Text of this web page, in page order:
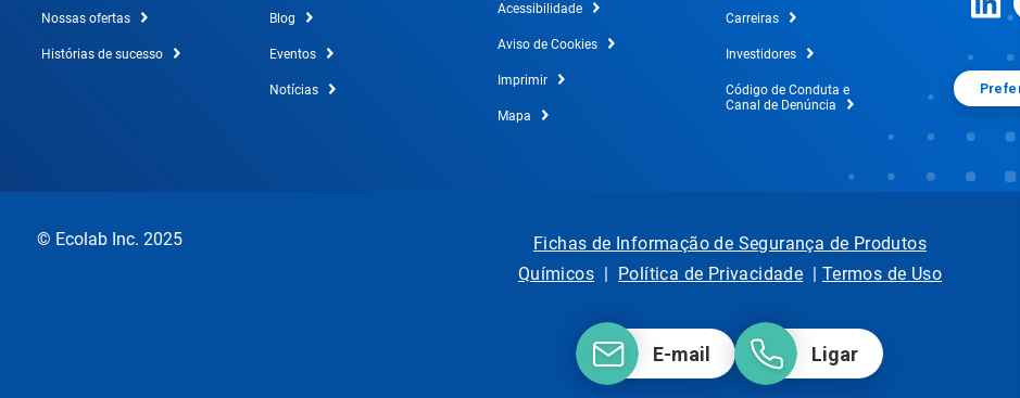
Nossas ofertas
Histórias de sucesso
Blog
Eventos
Notícias
Acessibilidade
Aviso de Cookies
Imprimir
Mapa
Carreiras
Investidores
Código de Conduta e
Canal de Denúncia
E-mail Ligar
© Ecolab Inc. 2025
Fichas de Informação de Segurança de Produtos
Químicos
Política de Privacidade Termos de Uso